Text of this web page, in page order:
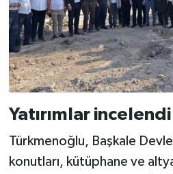
Yatırımlar incelendi
Türkmenoğlu, Başkale
konutları, kütüphane ve